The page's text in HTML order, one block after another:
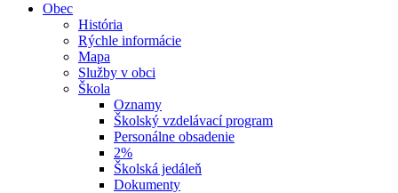
Obec
História
Rýchle informácie
Mapa
Služby v obci
Škola
Oznamy
Školský vzdelávací program
Personálne obsadenie
2%
Školská jedáleň
Dokumenty